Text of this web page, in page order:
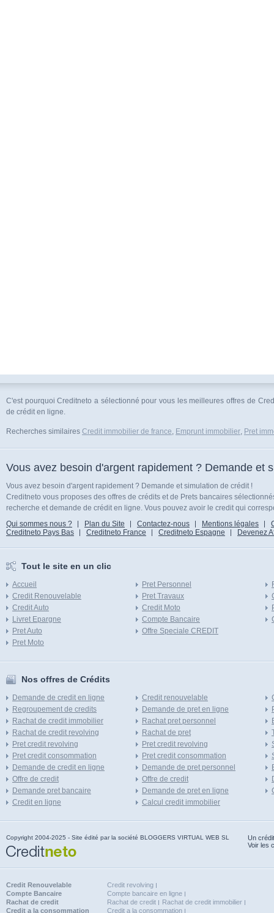
C'est pourquoi Creditneto a sélectionné pour vous les meilleures offres de
de crédit en ligne.
Recherches similaires Credit immobilier de france, Emprunt immobilier, Pret
Vous avez besoin d'argent rapidement ? Demande et
Vous avez besoin d'argent rapidement ? Demande et simulation de crédit !
Creditneto vous proposes des offres de crédits et de Prets bancaires
recherche et demande de crédit en ligne. Vous pouvez avoir le credit qui
Qui sommes nous ?
Plan du Site Contactez-nous Mentions légales
Creditneto Pays Bas
Creditneto France Creditneto Espagne Devenez
Tout le site en un clic
Accueil
Credit Renouvelable
Credit Auto
Livret Epargne
Pret Auto
Pret Moto
Pret Personnel
Pret Travaux
Credit Moto
Compte Bancaire
Offre Speciale CREDIT
Nos offres de Crédits
Demande de credit en ligne
Regroupement de credits
Rachat de credit immobilier
Rachat de credit revolving
Pret credit revolving
Pret credit consommation
Demande de credit en ligne
Offre de credit
Demande pret bancaire
Credit en ligne
Credit renouvelable
Demande de pret en ligne
Rachat pret personnel
Rachat de pret
Pret credit revolving
Pret credit consommation
Demande de pret personnel
Offre de credit
Demande de pret en ligne
Calcul credit immobilier
Copyright 2004-2025 - Site édité par la société BLOGGERS VIRTUAL WEB SL
Un
Voir les
Credit Renouvelable
Credit revolving
Compte Bancaire
Compte bancaire en ligne
Rachat de credit
Rachat de credit
Rachat de credit immobilier
Credit a la consommation
Credit a la consommation